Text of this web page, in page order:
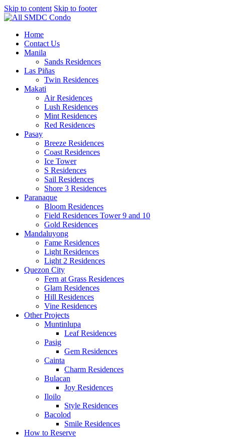
Skip to content Skip to footer
Home
Contact Us
Manila
Sands Residences
Las Piñas
Twin Residences
Makati
Air Residences
Lush Residences
Mint Residences
Red Residences
Pasay
Breeze Residences
Coast Residences
Ice Tower
S Residences
Sail Residences
Shore 3 Residences
Paranaque
Bloom Residences
Field Residences Tower 9 and 10
Gold Residences
Mandaluyong
Fame Residences
Light Residences
Light 2 Residences
Quezon City
Fern at Grass Residences
Glam Residences
Hill Residences
Vine Residences
Other Projects
Muntinlupa
Leaf Residences
Pasig
Gem Residences
Cainta
Charm Residences
Bulacan
Joy Residences
Iloilo
Style Residences
Bacolod
Smile Residences
How to Reserve